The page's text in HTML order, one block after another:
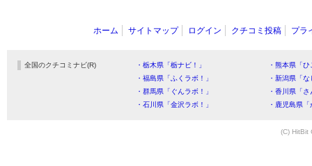
ホーム サイトマップ ログイン クチコミ投稿 プラ
全国のクチコミナビ(R) ・栃木県「栃ナビ！」
・熊本県「
・福島県「ふくラボ！」
・新潟県「
・群馬県「ぐんラボ！」
・香川県「
・石川県「金沢ラボ！」
・鹿児島県
(C) HitBit